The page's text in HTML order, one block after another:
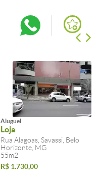
Aluguel
Loja
Rua Alagoas, Savassi, Belo
Horizonte, MG
55m2
R$ 1.730,00